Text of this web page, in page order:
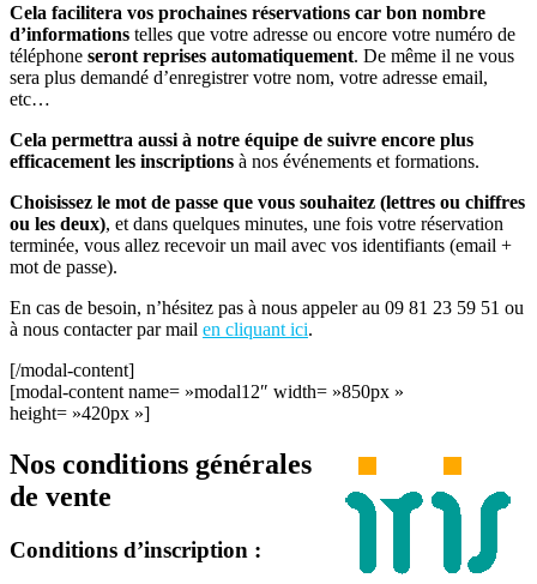
Cela facilitera vos prochaines réservations car bon nombre
d’informations telles que votre adresse ou encore votre numéro de
téléphone seront reprises automatiquement. De même il ne vous
sera plus demandé d’enregistrer votre nom, votre adresse email,
etc…
Cela permettra aussi à notre équipe de suivre encore plus
efficacement les inscriptions à nos événements et formations.
Choisissez le mot de passe que vous souhaitez (lettres ou chiffres
ou les deux), et dans quelques minutes, une fois votre réservation
terminée, vous allez recevoir un mail avec vos identifiants (email +
mot de passe).
En cas de besoin, n’hésitez pas à nous appeler au 09 81 23 59 51 ou
à nous contacter par mail en cliquant ici.
[/modal-content]
[modal-content name= »modal12″ width= »850px »
height= »420px »]
Nos conditions générales
de vente
Conditions d’inscription :